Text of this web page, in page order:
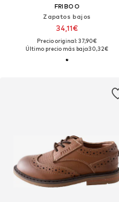
FRIBOO
Zapatos bajos
34,11€
Precio original: 37,90€
Último precio más bajo:30,32€